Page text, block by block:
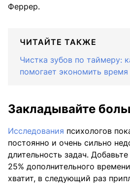
Феррер.
ЧИТАЙТЕ ТАКЖЕ
Чистка зубов по таймеру:
помогает экономить время
Закладывайте
Исследования психологов
постоянно и очень сильно
длительность задач.
25% дополнительного
хватит, в следующий раз